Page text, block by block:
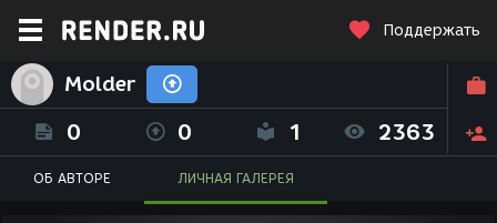
Поддержать
Molder
0 0 1 2363
ОБ АВТОРЕ ЛИЧНАЯ ГАЛЕРЕЯ